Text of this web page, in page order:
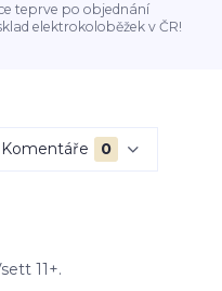
teprve po objednání
elektrokoloběžek v ČR!
Komentáře 0
11+.